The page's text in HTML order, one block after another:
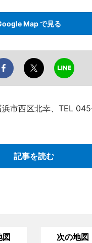
Map で見る
市西区北幸、TEL
記事を読む
図 次の地図